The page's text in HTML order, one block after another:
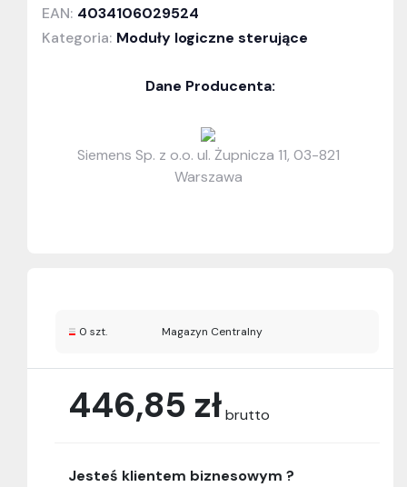
EAN: 4034106029524
Kategoria: Moduły logiczne sterujące
Dane Producenta:
Siemens Sp. z o.o. ul. Żupnicza 11, 03-821
Warszawa
446,85 złbrutto
Jesteś klientem biznesowym ?
0 szt. Magazyn Centralny